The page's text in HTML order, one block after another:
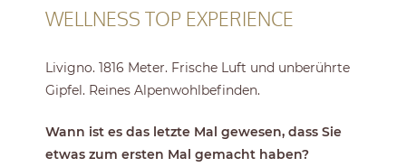
WELLNESS TOP EXPERIENCE
Livigno. 1816 Meter. Frische Luft und unberührte
Gipfel. Reines Alpenwohlbefinden.
Wann ist es das letzte Mal gewesen, dass Sie
etwas zum ersten Mal gemacht haben?